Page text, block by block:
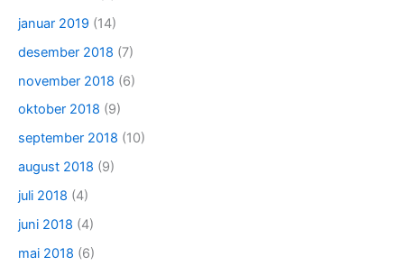
januar 2019 (14)
desember 2018 (7)
november 2018 (6)
oktober 2018 (9)
september 2018 (10)
august 2018 (9)
juli 2018 (4)
juni 2018 (4)
mai 2018 (6)